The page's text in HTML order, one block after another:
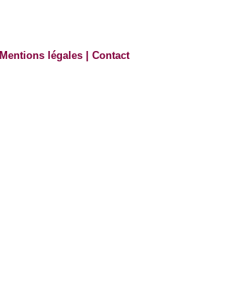
Mentions légales |Contact